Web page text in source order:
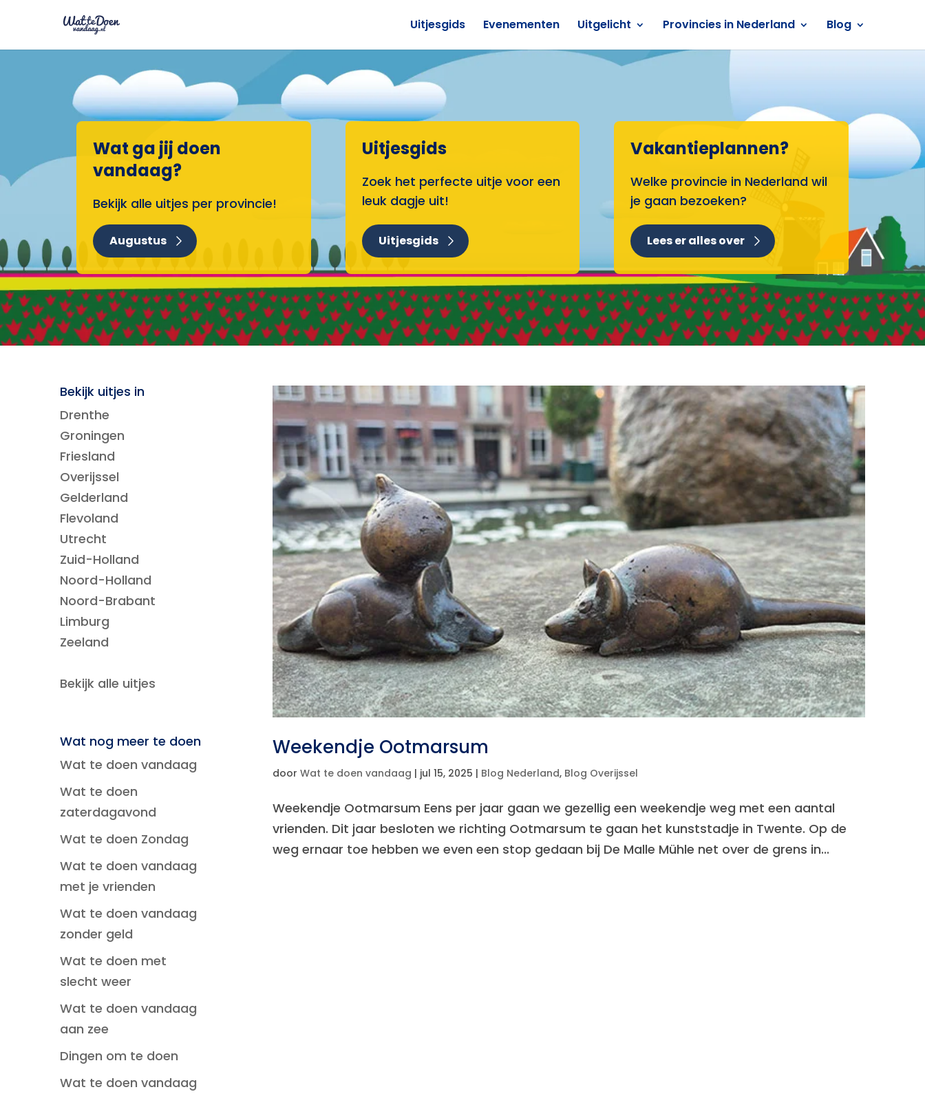
Uitjesgids Evenementen Uitgelicht Provincies in Nederland Blog
Wat ga jij doen
vandaag?
Bekijk alle uitjes per provincie!
Augustus
Uitjesgids
Zoek het perfecte uitje voor een
leuk dagje uit!
Uitjesgids
Vakantieplannen?
Welke provincie in Nederland wil
je gaan bezoeken?
Lees er alles over
Weekendje Ootmarsum
door Wat te doen vandaag | jul 15, 2025 | Blog Nederland, Blog Overijssel
Weekendje Ootmarsum Eens per jaar gaan we gezellig een weekendje weg met een aantal
vrienden. Dit jaar besloten we richting Ootmarsum te gaan het kunststadje in Twente. Op de
weg ernaar toe hebben we even een stop gedaan bij De Malle Mühle net over de grens in...
Bekijk uitjes in
Drenthe
Groningen
Friesland
Overijssel
Gelderland
Flevoland
Utrecht
Zuid-Holland
Noord-Holland
Noord-Brabant
Limburg
Zeeland
Bekijk alle uitjes
Wat nog meer te doen
Wat te doen vandaag
Wat te doen
zaterdagavond
Wat te doen Zondag
Wat te doen vandaag
met je vrienden
Wat te doen vandaag
zonder geld
Wat te doen met
slecht weer
Wat te doen vandaag
aan zee
Dingen om te doen
Wat te doen vandaag